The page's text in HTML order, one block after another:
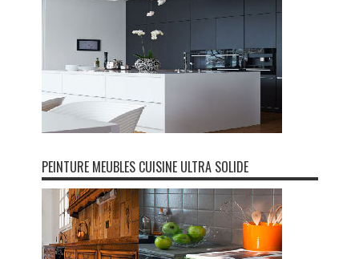
PEINTURE MEUBLES CUISINE ULTRA SOLIDE